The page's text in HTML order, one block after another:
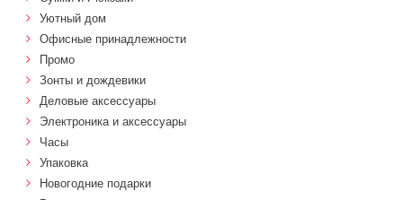
Уютный дом
Офисные принадлежности
Промо
Зонты и дождевики
Деловые аксессуары
Электроника и аксессуары
Часы
Упаковка
Новогодние подарки